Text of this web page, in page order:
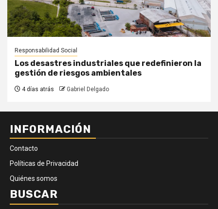
Responsabilidad Social
Los desastres industriales que redefinieron la
gestión de riesgos ambientales
4 días atrás Gabriel Delgado
INFORMACIÓN
Contacto
Políticas de Privacidad
Quiénes somos
BUSCAR